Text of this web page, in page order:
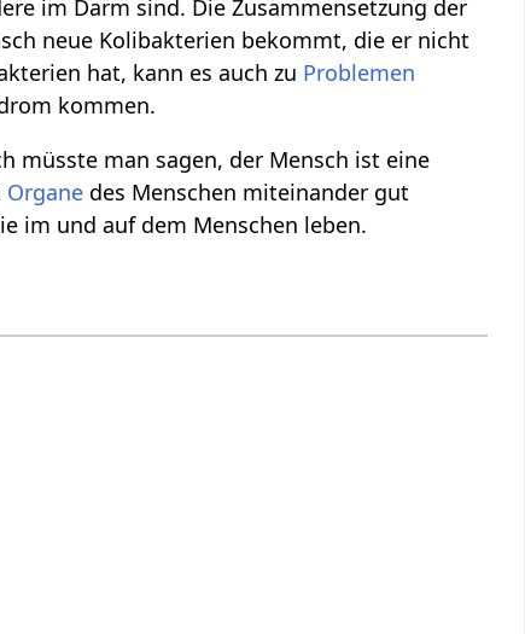
im Darm sind. Die Zusammensetzung der
neue Kolibakterien bekommt, die er nicht
hat, kann es auch zu Problemen
kommen.
müsste man sagen, der Mensch ist eine
Organe des Menschen miteinander gut
im und auf dem Menschen leben.